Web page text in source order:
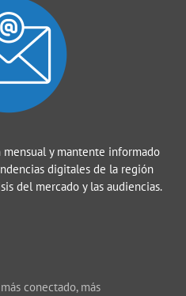
y mantente informado
digitales de la región
del mercado y las audiencias.
conectado, más